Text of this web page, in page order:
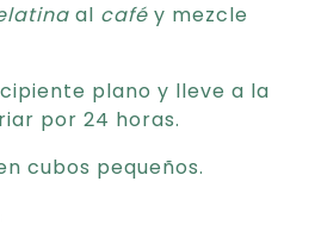
al café y mezcle
plano y lleve a la
por 24 horas.
cubos pequeños.